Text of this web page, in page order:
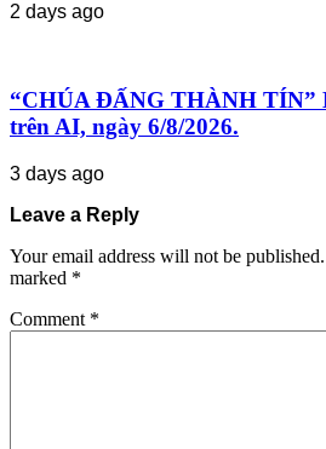
2 days ago
“CHÚA ĐẤNG THÀNH TÍN”
trên AI, ngày 6/8/2026.
3 days ago
Leave a Reply
Your email address will not be published.
marked *
Comment *